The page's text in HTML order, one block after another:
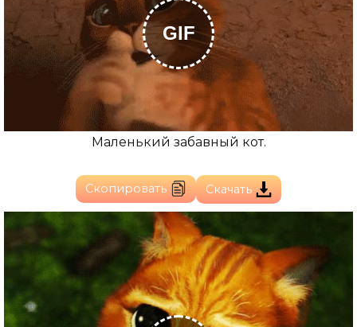
GIF
Маленький забавный кот.
Скопировать Скачать